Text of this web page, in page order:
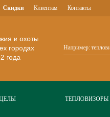
и охоты
городах
года
Скидки Клиентам Контакты